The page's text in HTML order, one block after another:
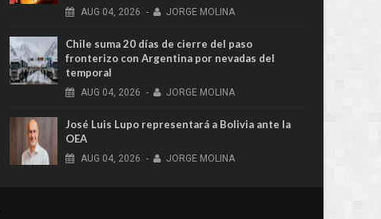
AUG 04, 2026 - JORGE MOLINA
Chile suma 20 días de cierre del paso
fronterizo con Argentina por nevadas del
temporal
AUG 04, 2026 - JORGE MOLINA
José Luis Lupo representará a Bolivia ante la
OEA
AUG 04, 2026 - JORGE MOLINA